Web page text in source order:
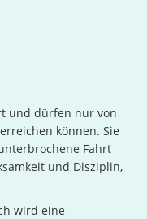
und dürfen nur von
können. Sie
Fahrt
und Disziplin,
wird eine